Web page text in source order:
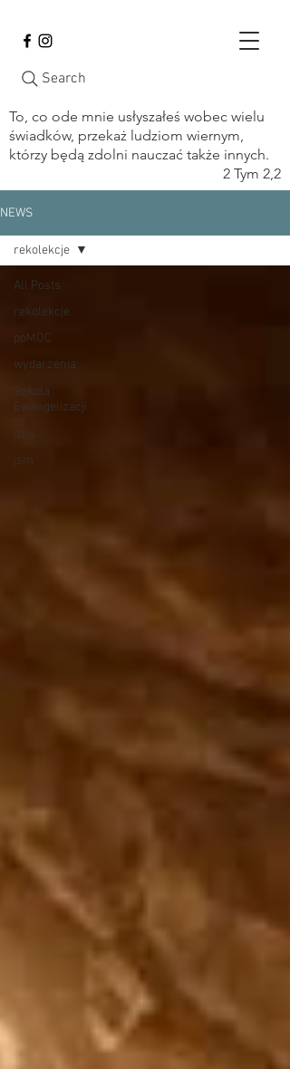
Search
To, co ode mnie usłyszałeś wobec wielu
świadków, przekaż ludziom wiernym,
którzy będą zdolni nauczać także innych.
2 Tym 2,2
NEWS
All Posts
rekolekcje
poMOC
wydarzenia
Szkoła
Ewangelizacji
dziś
jsm
rekolekcje